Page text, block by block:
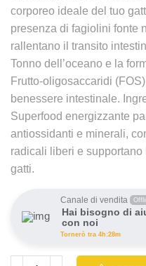
corporeo ideale del tuo
presenza di fagiolini fonte
rallentano il transito
Tonno dell’oceano e la
Frutto-oligosaccaridi
benessere intestinale.
Superfood energizzante
antiossidanti e minerali,
radicali liberi e
gatti.
Canale di vendita
Hai bisogno di
con noi
Tornerò tra 4h:28m